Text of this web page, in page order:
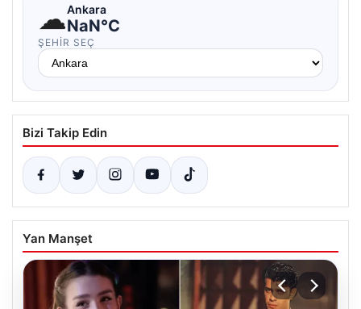
☁Ankara
NaN°C
ŞEHIR SEÇ
Bizi Takip Edin
Yan Manşet